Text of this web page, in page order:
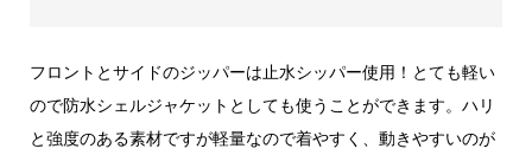
フロントとサイドのジッパーは止水シッパー使用！とても軽い
ので防水シェルジャケットとしても使うことができます。ハリ
と強度のある素材ですが軽量なので着やすく、動きやすいのが